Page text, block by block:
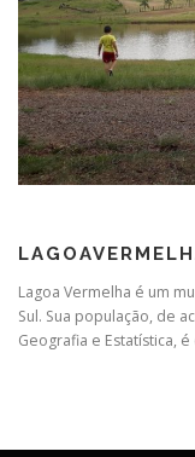
Lagoa Vermelha é um
Sul. Sua população, de
Geografia e Estatística,